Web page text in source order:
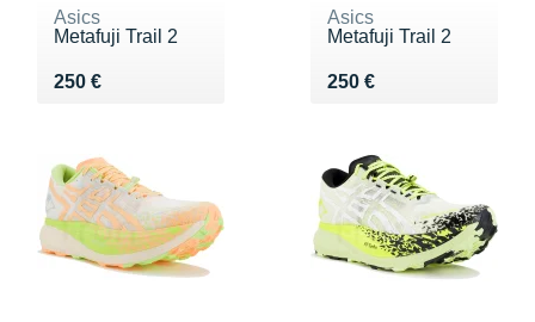
Asics
Metafuji Trail 2
250 €
Vendu 250 €
Asics
Metafuji Trail 2
250 €
Vendu 250 €